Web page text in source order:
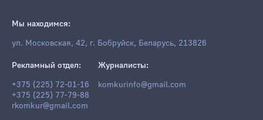
Мы находимся:
ул. Московская, 42, г. Бобруйск, Беларусь, 213826
Рекламный отдел:
+375 (225) 72-01-16
+375 (225) 77-79-88
rkomkur@gmail.com
Журналисты:
komkurinfo@gmail.com